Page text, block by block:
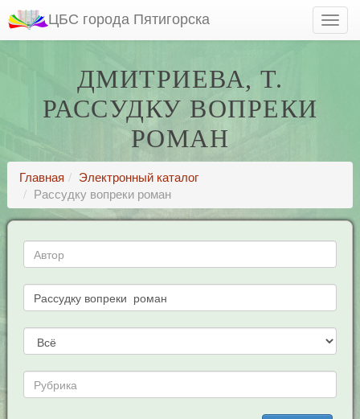
ЦБС города Пятигорска
ДМИТРИЕВА, Т.
РАССУДКУ ВОПРЕКИ
РОМАН
Главная
Электронный каталог
Рассудку вопреки роман